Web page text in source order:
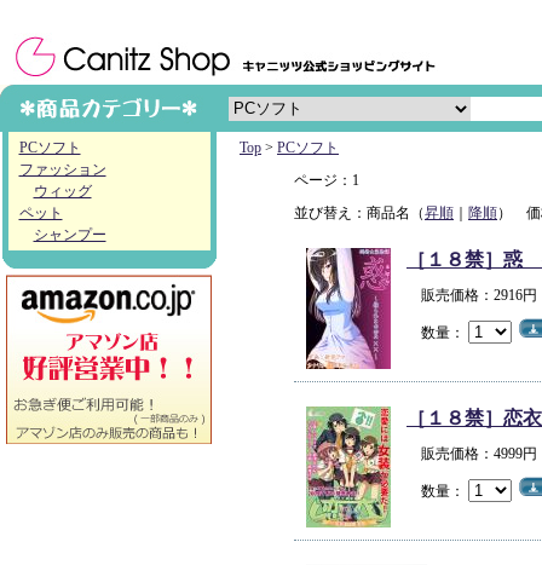
PCソフト
ファッション
ウィッグ
ペット
シャンプー
Top > PCソフト
ページ：1
並び替え：商品名（昇順 降順） 価
［１８禁］惑
販売価格：2916
数量：
［１８禁］恋
販売価格：4999
数量：